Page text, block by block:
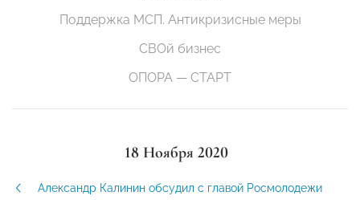
Поддержка МСП. Антикризисные меры
СВОй бизнес
ОПОРА — СТАРТ
18 Ноября 2020
Александр Калинин обсудил с главой Росмолодежи